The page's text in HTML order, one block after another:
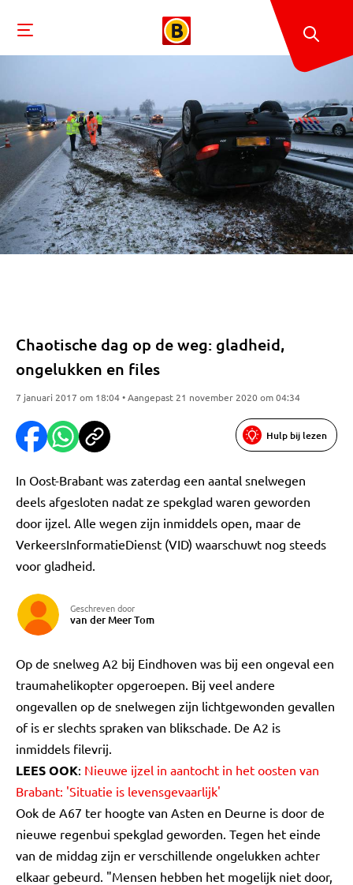
Chaotische dag op de weg: gladheid,
ongelukken en files
7 januari 2017 om 18:04 • Aangepast 21 november 2020 om 04:34
Hulp bij lezen
In Oost-Brabant was zaterdag een aantal snelwegen
deels afgesloten nadat ze spekglad waren geworden
door ijzel. Alle wegen zijn inmiddels open, maar de
VerkeersInformatieDienst (VID) waarschuwt nog steeds
voor gladheid.
Geschreven door
van der Meer Tom
Op de snelweg A2 bij Eindhoven was bij een ongeval een
traumahelikopter opgeroepen. Bij veel andere
ongevallen op de snelwegen zijn lichtgewonden gevallen
of is er slechts spraken van blikschade. De A2 is
inmiddels filevrij.
LEES OOK: Nieuwe ijzel in aantocht in het oosten van
Brabant: 'Situatie is levensgevaarlijk'
Ook de A67 ter hoogte van Asten en Deurne is door de
nieuwe regenbui spekglad geworden. Tegen het einde
van de middag zijn er verschillende ongelukken achter
elkaar gebeurd. "Mensen hebben het mogelijk niet door,